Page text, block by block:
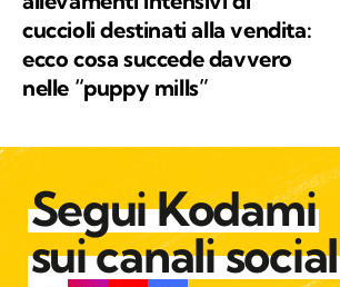
cuccioli destinati alla vendita:
ecco cosa succede davvero
nelle “puppy mills”
Segui Kodami
sui canali social